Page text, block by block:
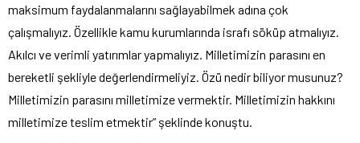
maksimum faydalanmalarını sağlayabilmek adına çok
çalışmalıyız. Özellikle kamu kurumlarında israfı söküp atmalıyız.
Akılcı ve verimli yatırımlar yapmalıyız. Milletimizin parasını en
bereketli şekliyle değerlendirmeliyiz. Özü nedir biliyor musunuz?
Milletimizin parasını milletimize vermektir. Milletimizin hakkını
milletimize teslim etmektir” şeklinde konuştu.